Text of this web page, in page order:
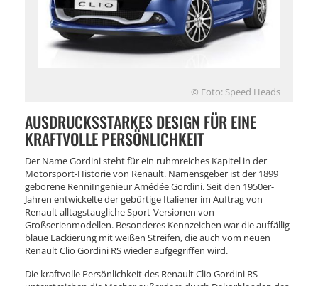
© Foto: Speed Heads
AUSDRUCKSSTARKES DESIGN FÜR EINE
KRAFTVOLLE PERSÖNLICHKEIT
Der Name Gordini steht für ein ruhmreiches Kapitel in der
Motorsport-Historie von Renault. Namensgeber ist der 1899
geborene RenniIngenieur Amédée Gordini. Seit den 1950er-
Jahren entwickelte der gebürtige Italiener im Auftrag von
Renault alltagstaugliche Sport-Versionen von
Großserienmodellen. Besonderes Kennzeichen war die auffällig
blaue Lackierung mit weißen Streifen, die auch vom neuen
Renault Clio Gordini RS wieder aufgegriffen wird.
Die kraftvolle Persönlichkeit des Renault Clio Gordini RS